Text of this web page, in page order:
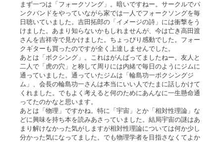
まず一つは「フォークソング」。暗いですねー。サークルでパ
ンクバンドをやっていながら家では一人でフォークソングを毎
日聴いていました。吉田拓郎の「イメージの詩」には衝撃をう
けました。あまり知らないかもしれませんが、今は亡き高田渡
さんを吉祥寺で見かけました。ちょっぴり感動でした。フォー
クギターも買ったのですが全く上達しませんでした。
あとは「ボクシング」。これはがんばってましたねー。友人と
二人で「虎の穴」と称して周りには内緒で毎日のようにジムに
通っていました。通っていたジムは「輪島功一ボクシングジ
ム」、会長の輪島功一さんは本当にいい人でたまに話しかけて
くれました。でもよく考えると何のためにあんなに一生懸命通
ってたのかなと思います。
あとは「物理」ですかね。特に「宇宙」とか「相対性理論」な
どに興味を持ち本を読みあさっていました。結局宇宙の謎はあ
まり解けなかった気がしますが相対性理論については何か少し
分かった気になってました。でも物理学者を目指さなくてよか